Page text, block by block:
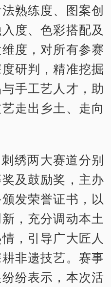
熟练度、图案创
度、色彩搭配及
度，对所有参赛
研判，精准挖掘
手工艺人才，助
走出乡土、走向
绣两大赛道分别
及鼓励奖，主办
发荣誉证书，以
，充分调动本土
，引导广大匠人
非遗技艺。赛事
纷表示，本次活